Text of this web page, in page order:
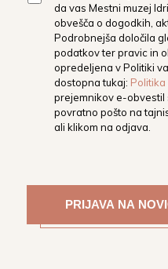
da vas Mestni muzej
obvešča o dogodkih,
Podrobnejša določila
podatkov ter pravic in
opredeljena v Politiki
dostopna tukaj:
prejemnikov e-obvestil
povratno pošto na
ali klikom na odjava.